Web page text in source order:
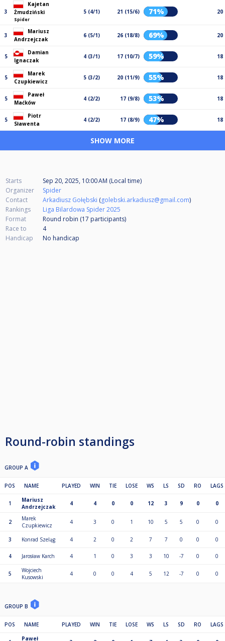
3
Kajetan
Żmudziński
Spider
5 (4/1) 21 (15/6) 71% 20
3
Mariusz
Andrzejczak
6 (5/1) 26 (18/8) 69% 20
5
Damian
Ignaczak
4 (3/1) 17 (10/7) 59% 18
5
Marek
Czupkiewicz
5 (3/2) 20 (11/9) 55% 18
5
Paweł
Maćków
4 (2/2) 17 (9/8) 53% 18
5
Piotr
Sławenta
4 (2/2) 17 (8/9) 47% 18
SHOW MORE
Starts
Sep 20, 2025, 10:00 AM (Local time)
Organizer
Spider
Contact
Arkadiusz Gołębski (golebski.arkadiusz@gmail.com)
Rankings
Liga Bilardowa Spider 2025
Format
Round robin (17 participants)
Race to
4
Handicap
No handicap
Round-robin standings
GROUP A
POS NAME PLAYED WIN TIE LOSE WS LS SD RO LAGS
1
Mariusz
Andrzejczak
4 4 0 0 12 3 9 0 0
2
Marek
Czupkiewicz
4 3 0 1 10 5 5 0 0
3 Konrad Szeląg 4 2 0 2 7 7 0 0 0
4 Jarosław Karch 4 1 0 3 3 10 -7 0 0
5
Wojciech
Kusowski
4 0 0 4 5 12 -7 0 0
GROUP B
POS NAME PLAYED WIN TIE LOSE WS LS SD RO LAGS
Paweł